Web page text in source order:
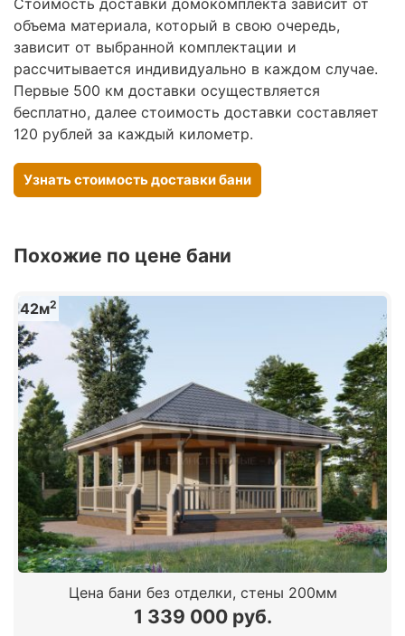
Стоимость доставки домокомплекта зависит от
объема материала, который в свою очередь,
зависит от выбранной комплектации и
рассчитывается индивидуально в каждом случае.
Первые 500 км доставки осуществляется
бесплатно, далее стоимость доставки составляет
120 рублей за каждый километр.
Узнать стоимость доставки бани
Похожие по цене бани
42м2
Цена бани без отделки, стены 200мм
1 339 000 руб.